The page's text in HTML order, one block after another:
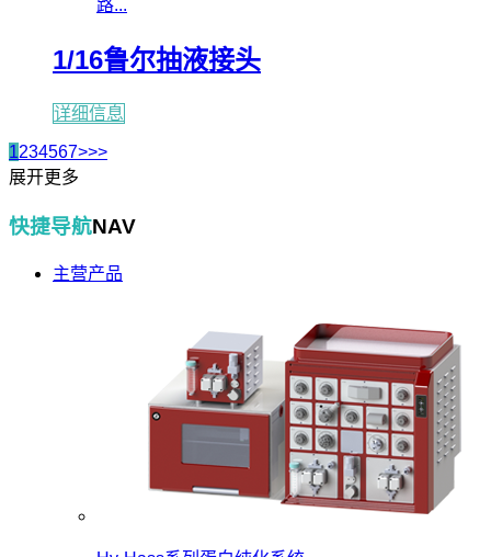
路...
1/16鲁尔抽液接头
详细信息
1234567>>>
展开更多
快捷导航NAV
主营产品